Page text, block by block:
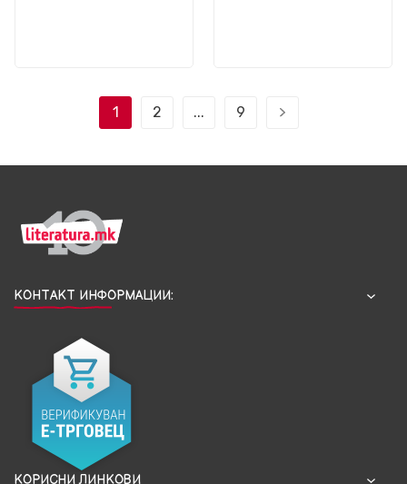
1 2 ... 9
КОНТАКТ ИНФОРМАЦИИ:
КОРИСНИ ЛИНКОВИ